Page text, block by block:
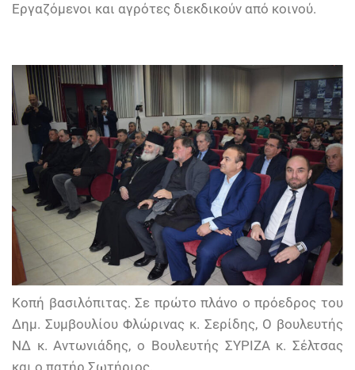
Εργαζόμενοι και αγρότες διεκδικούν από κοινού.
Κοπή βασιλόπιτας. Σε πρώτο πλάνο ο πρόεδρος του
Δημ. Συμβουλίου Φλώρινας κ. Σερίδης, Ο βουλευτής
ΝΔ κ. Αντωνιάδης, ο Βουλευτής ΣΥΡΙΖΑ κ. Σέλτσας
και ο πατήρ Σωτήριος.